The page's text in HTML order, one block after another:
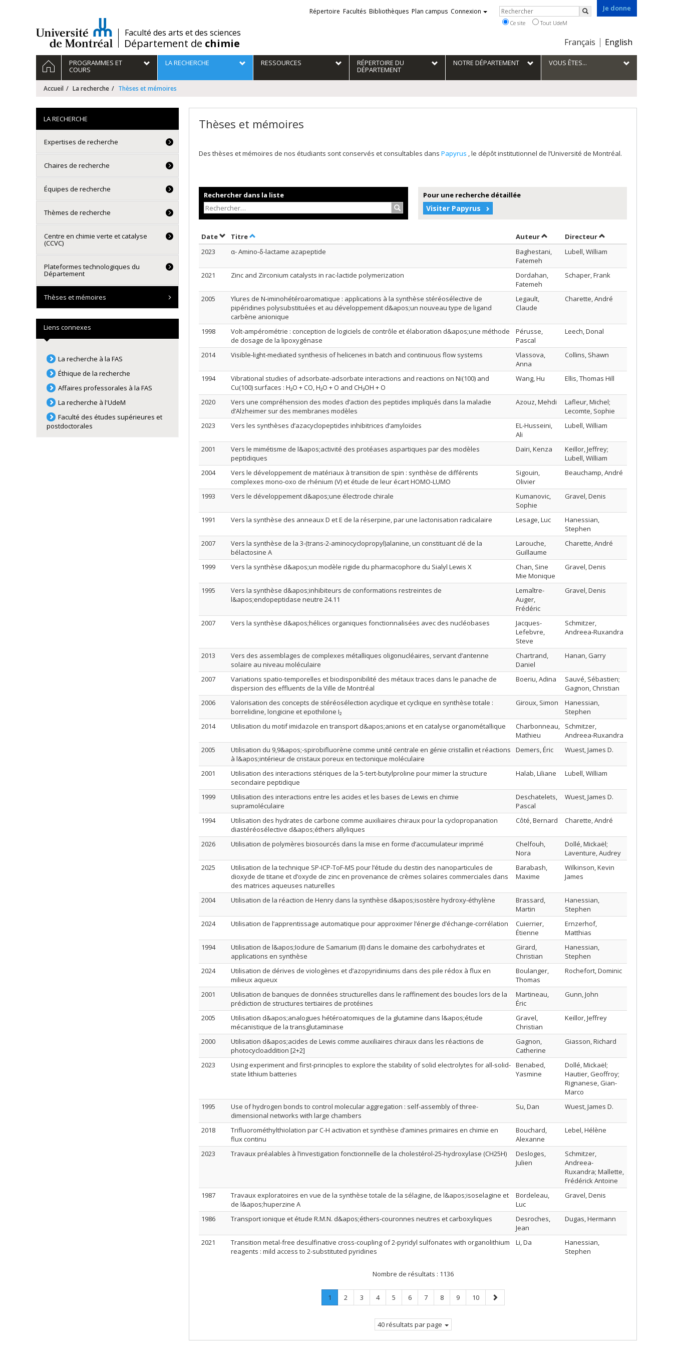
/Faculté des arts et des sciences
Département de chimie
Je donne
Choix
la
langue
Français English
Liens
externes
Répertoire Facultés Bibliothèques Plan campus Connexion Rechercher
Rechercher
Ce site Tout UdeM
Navigation
principale
ACCUEILPROGRAMMES ET
COURS
LA RECHERCHE RESSOURCES RÉPERTOIRE DU
DÉPARTEMENT
NOTRE DÉPARTEMENT VOUS ÊTES...
Accueil La recherche Thèses et mémoires
Thèses et mémoires
Des thèses et mémoires de nos étudiants sont conservés et consultables dans Papyrus , le dépôt institutionnel de l’Université de Montréal.
Rechercher dans la liste
Rechercher…
Pour une recherche détaillée
Visiter Papyrus
DateTrier par date en ordre décroissant
TitreTrier par titre en ordre décroissant AuteurTrier par auteur en ordre décroissant
Directeurpar contributeur en
2023
α- Amino-δ-lactame azapeptide
Baghestani,
Fatemeh
Lubell, William
2021 Zinc and Zirconium catalysts in rac-lactide polymerization
Dordahan,
Fatemeh
Schaper, Frank
2005
Ylures de N-iminohétéroaromatique : applications à la synthèse stéréosélective de
pipéridines polysubstituées et au développement d&apos;un nouveau type de ligand
carbène anionique
Legault,
Claude
Charette, André
1998
Volt-ampérométrie : conception de logiciels de contrôle et élaboration d&apos;une méthode
de dosage de la lipoxygénase
Pérusse,
Pascal
Leech, Donal
2014 Visible-light-mediated synthesis of helicenes in batch and continuous flow systems
Vlassova,
Anna
Collins, Shawn
1994
Vibrational studies of adsorbate-adsorbate interactions and reactions on Ni(100) and
Cu(100) surfaces : H₂O + CO, H₂O + O and CH₃OH + O
Wang, Hu Ellis, Thomas Hill
2020
Vers une compréhension des modes d’action des peptides impliqués dans la maladie
d’Alzheimer sur des membranes modèles
Azouz, Mehdi
Lafleur, Michel;
Lecomte, Sophie
2023
Vers les synthèses d’azacyclopeptides inhibitrices d’amyloïdes
EL-Husseini,
Ali
Lubell, William
2001
Vers le mimétisme de l&apos;activité des protéases aspartiques par des modèles
peptidiques
Daïri, Kenza
Keillor, Jeffrey;
Lubell, William
2004
Vers le développement de matériaux à transition de spin : synthèse de différents
complexes mono-oxo de rhénium (V) et étude de leur écart HOMO-LUMO
Sigouin,
Olivier
Beauchamp, André
1993 Vers le développement d&apos;une électrode chirale
Kumanovic,
Sophie
Gravel, Denis
1991 Vers la synthèse des anneaux D et E de la réserpine, par une lactonisation radicalaire Lesage, Luc
Hanessian,
Stephen
2007
Vers la synthèse de la 3-(trans-2-aminocyclopropyl)alanine, un constituant clé de la
bélactosine A
Larouche,
Guillaume
Charette, André
1999 Vers la synthèse d&apos;un modèle rigide du pharmacophore du Sialyl Lewis X
Chan, Sine
Mie Monique
Gravel, Denis
1995
Vers la synthèse d&apos;inhibiteurs de conformations restreintes de
l&apos;endopeptidase neutre 24.11
Lemaître-
Auger,
Frédéric
Gravel, Denis
2007 Vers la synthèse d&apos;hélices organiques fonctionnalisées avec des nucléobases
Jacques-
Lefebvre,
Steve
Schmitzer,
Andreea-Ruxandra
2013
Vers des assemblages de complexes métalliques oligonucléaires, servant d’antenne
solaire au niveau moléculaire
Chartrand,
Daniel
Hanan, Garry
2007
Variations spatio-temporelles et biodisponibilité des métaux traces dans le panache de
dispersion des effluents de la Ville de Montréal
Boeriu, Adina
Sauvé, Sébastien;
Gagnon, Christian
2006
Valorisation des concepts de stéréosélection acyclique et cyclique en synthèse totale :
borrelidine, longicine et epothilone I₂
Giroux, Simon
Hanessian,
Stephen
2014
Utilisation du motif imidazole en transport d&apos;anions et en catalyse organométallique
Charbonneau,
Mathieu
Schmitzer,
Andreea-Ruxandra
2005
Utilisation du 9,9&apos;-spirobifluorène comme unité centrale en génie cristallin et réactions
à l&apos;intérieur de cristaux poreux en tectonique moléculaire
Demers, Éric Wuest, James D.
2001
Utilisation des interactions stériques de la 5-tert-butylproline pour mimer la structure
secondaire peptidique
Halab, Liliane Lubell, William
1999
Utilisation des interactions entre les acides et les bases de Lewis en chimie
supramoléculaire
Deschatelets,
Pascal
Wuest, James D.
1994
Utilisation des hydrates de carbone comme auxiliaires chiraux pour la cyclopropanation
diastéréosélective d&apos;éthers allyliques
Côté, Bernard Charette, André
2026 Utilisation de polymères biosourcés dans la mise en forme d’accumulateur imprimé
Chelfouh,
Nora
Dollé, Mickaël;
Laventure, Audrey
2025
Utilisation de la technique SP-ICP-ToF-MS pour l’étude du destin des nanoparticules de
dioxyde de titane et d’oxyde de zinc en provenance de crèmes solaires commerciales dans
des matrices aqueuses naturelles
Barabash,
Maxime
Wilkinson, Kevin
James
2004 Utilisation de la réaction de Henry dans la synthèse d&apos;isostère hydroxy-éthylène
Brassard,
Martin
Hanessian,
Stephen
2024
Utilisation de l’apprentissage automatique pour approximer l’énergie d’échange-corrélation
Cuierrier,
Étienne
Ernzerhof,
Matthias
1994
Utilisation de l&apos;Iodure de Samarium (II) dans le domaine des carbohydrates et
applications en synthèse
Girard,
Christian
Hanessian,
Stephen
2024
Utilisation de dérives de viologènes et d’azopyridiniums dans des pile rédox à flux en
milieux aqueux
Boulanger,
Thomas
Rochefort, Dominic
2001
Utilisation de banques de données structurelles dans le raffinement des boucles lors de la
prédiction de structures tertiaires de protéines
Martineau,
Éric
Gunn, John
2005
Utilisation d&apos;analogues hétéroatomiques de la glutamine dans l&apos;étude
mécanistique de la transglutaminase
Gravel,
Christian
Keillor, Jeffrey
2000
Utilisation d&apos;acides de Lewis comme auxiliaires chiraux dans les réactions de
photocycloaddition [2+2]
Gagnon,
Catherine
Giasson, Richard
2023
Using experiment and first-principles to explore the stability of solid electrolytes for all-solid-
state lithium batteries
Benabed,
Yasmine
Dollé, Mickaël;
Hautier, Geoffroy;
Rignanese, Gian-
Marco
1995
Use of hydrogen bonds to control molecular aggregation : self-assembly of three-
dimensional networks with large chambers
Su, Dan Wuest, James D.
2018
Trifluorométhylthiolation par C-H activation et synthèse d’amines primaires en chimie en
flux continu
Bouchard,
Alexanne
Lebel, Hélène
2023 Travaux préalables à l’investigation fonctionnelle de la cholestérol-25-hydroxylase (CH25H)
Desloges,
Julien
Schmitzer,
Andreea-
Ruxandra; Mallette,
Frédérick Antoine
1987
Travaux exploratoires en vue de la synthèse totale de la sélagine, de l&apos;isoselagine et
de l&apos;huperzine A
Bordeleau,
Luc
Gravel, Denis
1986 Transport ionique et étude R.M.N. d&apos;éthers-couronnes neutres et carboxyliques
Desroches,
Jean
Dugas, Hermann
2021
Transition metal-free desulfinative cross-coupling of 2-pyridyl sulfonates with organolithium
reagents : mild access to 2-substituted pyridines
Li, Da
Hanessian,
Stephen
Nombre de résultats : 1136
Page
1
Page
Page
2 Page
3 Page
4 Page
5 Page
6 Page
7 Page
8 Page
9 Page
10
Page
suivante
40 résultats par page
LA RECHERCHE
Expertises de recherche
Chaires de recherche
Équipes de recherche
Thèmes de recherche
Centre en chimie verte et catalyse
(CCVC)
Plateformes technologiques du
Département
Thèses et mémoires
Liens connexes
La recherche à la FAS
Éthique de la recherche
Affaires professorales à la FAS
La recherche à l'UdeM
Faculté des études supérieures et
postdoctorales